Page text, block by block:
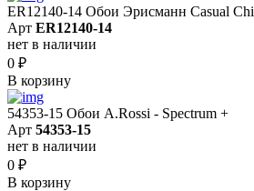
ER12140-14 Обои Эрисманн Casual
Арт ER12140-14
нет в наличии
0 ₽
В корзину
54353-15 Обои A.Rossi - Spectrum +
Арт 54353-15
нет в наличии
0 ₽
В корзину